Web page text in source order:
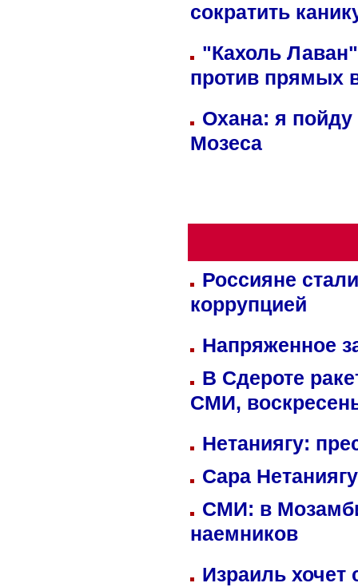
сократить
"Кахоль
против прямых
Охана: я пойду
Мозеса
Россияне
коррупцией
Напряженное
В Сдероте
СМИ,
Нетаниягу:
Сара
СМИ: в
наемников
Израиль хочет